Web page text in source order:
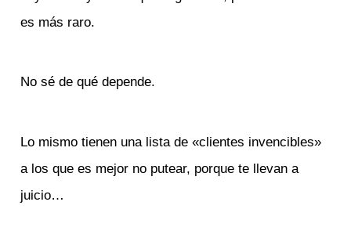
es más raro.
No sé de qué depende.
Lo mismo tienen una lista de «clientes invencibles»
a los que es mejor no putear, porque te llevan a
juicio…